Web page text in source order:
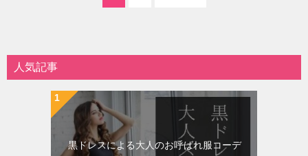
人気記事
黒ドレスによる大人のお呼ばれ服コーデ